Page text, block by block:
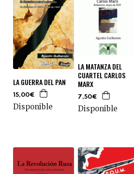
LA GUERRA DEL PAN
15,00€
Disponible
LA MATANZA DEL
CUARTEL CARLOS
MARX
7,50€
Disponible